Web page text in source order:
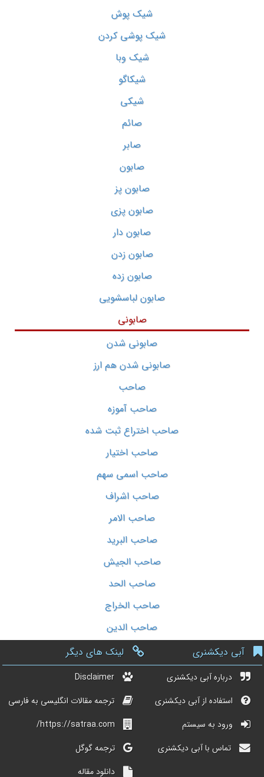
شیک پوش
شیک پوشی کردن
شیک وبا
شیکاگو
شیکی
صائم
صابر
صابون
صابون پز
صابون پزی
صابون دار
صابون زدن
صابون زده
صابون لباسشویی
صابونی
صابونی شدن
صابونی شدن هم ارز
صاحب
صاحب آموزه
صاحب اختراع ثبت شده
صاحب اختیار
صاحب اسمی سهم
صاحب اشراف
صاحب الامر
صاحب البرید
صاحب الجیش
صاحب الحد
صاحب الخراج
صاحب الدین
آبی دیکشنری
درباره آبی دیکشنری
استفاده از آبی دیکشنری
ورود به سیستم
تماس با آبی دیکشنری
لینک های دیگر
Disclaimer
ترجمه مقالات انگلیسی به فارسی
https://satraa.com/
ترجمه گوگل
دانلود مقاله